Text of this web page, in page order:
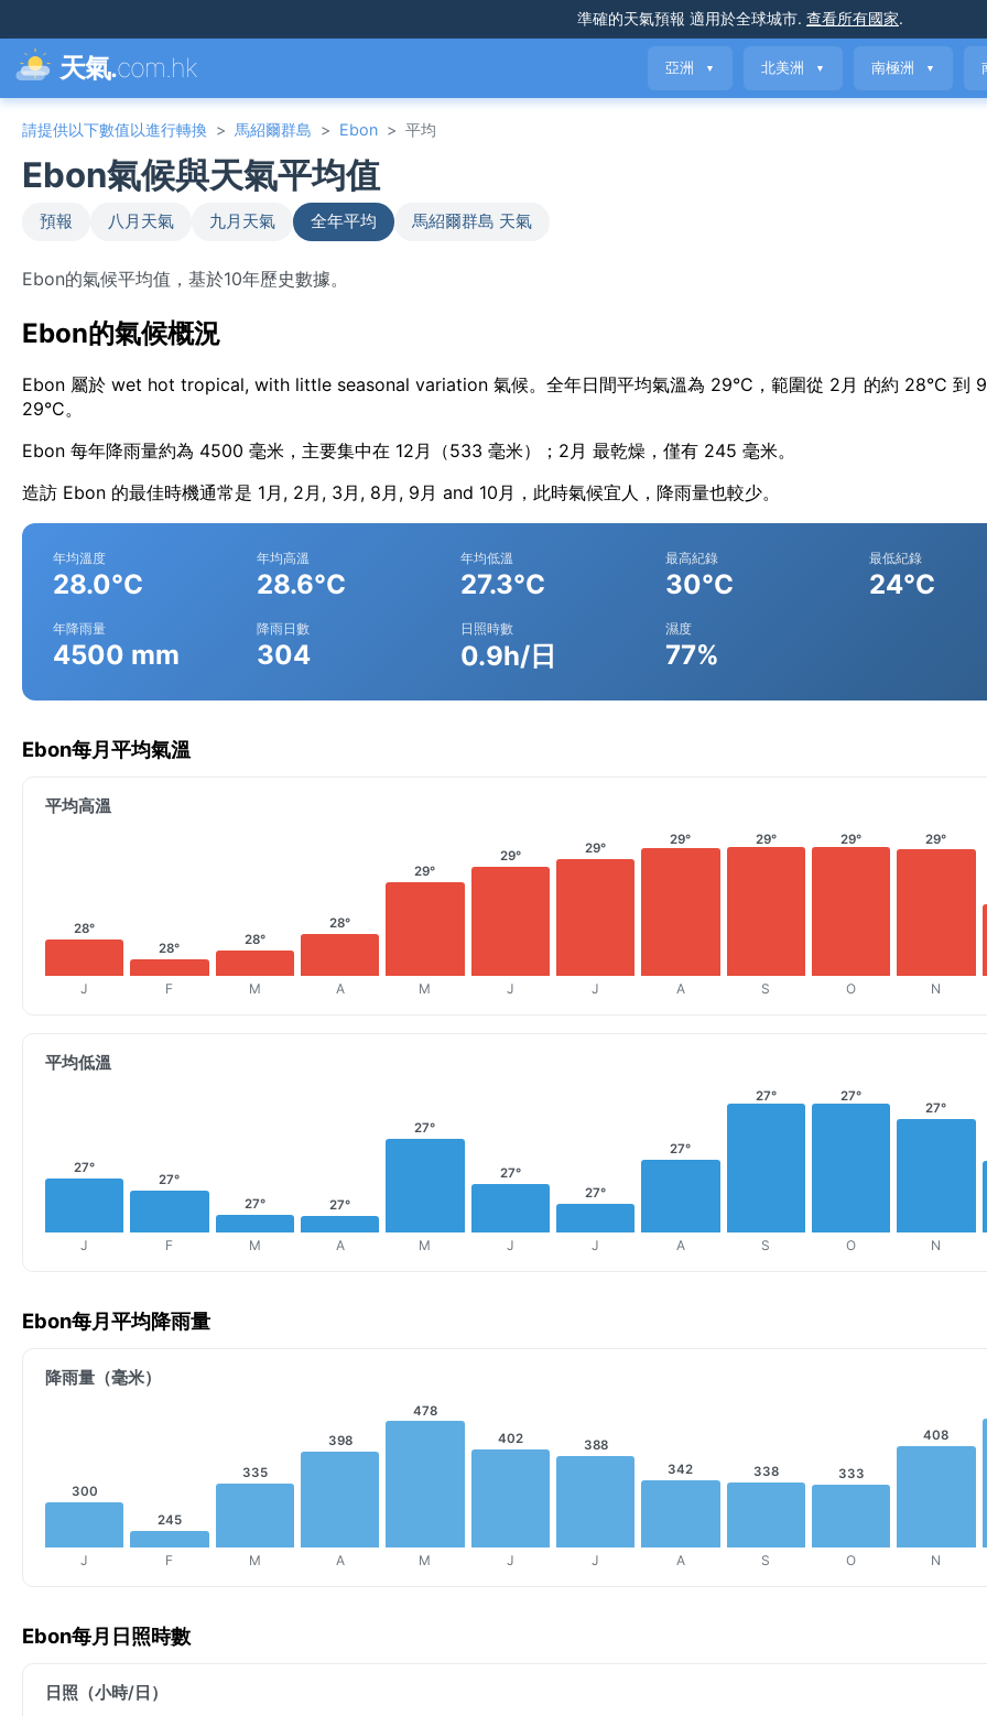
準確的天氣預報 適用於全球城市. 查看所有國家.
天氣.com.hk 亞洲 ▼ 北美洲 ▼ 南極洲 ▼
請提供以下數值以進行轉換 > 馬紹爾群島 > Ebon > 平均
Ebon氣候與天氣平均值
預報 八月天氣 九月天氣 全年平均 馬紹爾群島 天氣
Ebon的氣候平均值，基於10年歷史數據。
Ebon的氣候概況
Ebon 屬於 wet hot tropical, with little seasonal variation 氣候。全年日間平均氣溫為 29°C，範圍從 2月 的約 28°C 到
29°C。
Ebon 每年降雨量約為 4500 毫米，主要集中在 12月（533 毫米）；2月 最乾燥，僅有 245 毫米。
造訪 Ebon 的最佳時機通常是 1月, 2月, 3月, 8月, 9月 and 10月，此時氣候宜人，降雨量也較少。
年均溫度
28.0°C
年均高溫
28.6°C
年均低溫
27.3°C
最高紀錄
30°C
最低紀錄
24°C
年降雨量
4500 mm
降雨日數
304
日照時數
0.9h/日
濕度
77%
Ebon每月平均氣溫
平均高溫
28°
J
28°
F
28°
M
28°
A
29°
M
29°
J
29°
J
29°
A
29°
S
29°
O
29°
N
平均低溫
27°
J
27°
F
27°
M
27°
A
27°
M
27°
J
27°
J
27°
A
27°
S
27°
O
27°
N
Ebon每月平均降雨量
降雨量（毫米）
300
J
245
F
335
M
398
A
478
M
402
J
388
J
342
A
338
S
333
O
408
N
Ebon每月日照時數
日照（小時/日）